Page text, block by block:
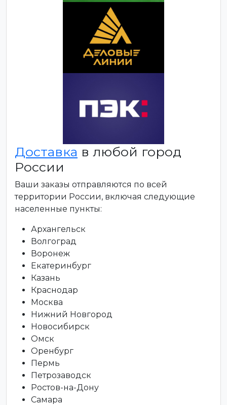
Доставка в любой город
России
Ваши заказы отправляются по всей
территории России, включая следующие
населенные пункты:
Архангельск
Волгоград
Воронеж
Екатеринбург
Казань
Краснодар
Москва
Нижний Новгород
Новосибирск
Омск
Оренбург
Пермь
Петрозаводск
Ростов-на-Дону
Самара